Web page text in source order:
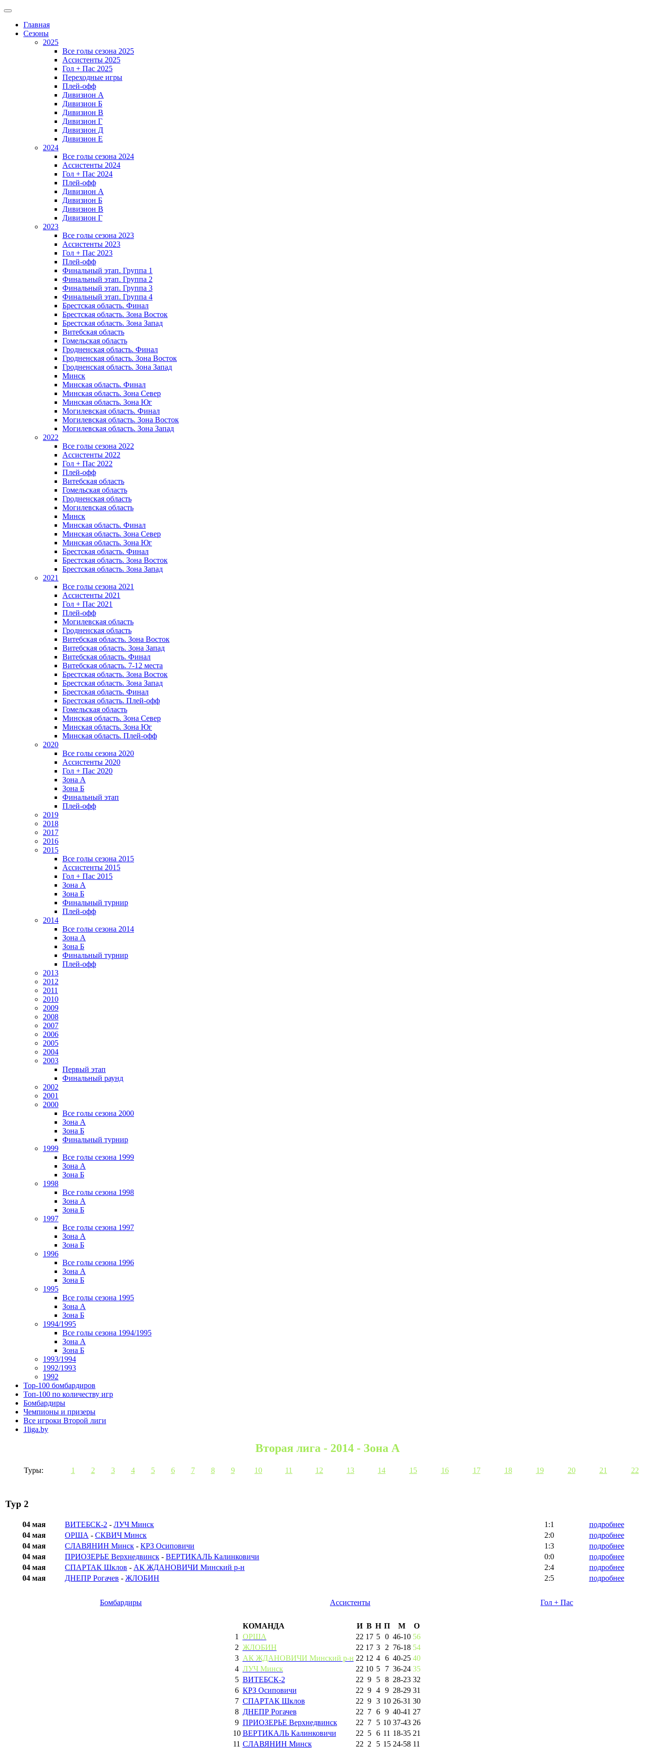
Главная
Сезоны
2025
Все голы сезона 2025
Ассистенты 2025
Гол + Пас 2025
Переходные игры
Плей-офф
Дивизион A
Дивизион Б
Дивизион В
Дивизион Г
Дивизион Д
Дивизион Е
2024
Все голы сезона 2024
Ассистенты 2024
Гол + Пас 2024
Плей-офф
Дивизион A
Дивизион Б
Дивизион В
Дивизион Г
2023
Все голы сезона 2023
Ассистенты 2023
Гол + Пас 2023
Плей-офф
Финальный этап. Группа 1
Финальный этап. Группа 2
Финальный этап. Группа 3
Финальный этап. Группа 4
Брестская область. Финал
Брестская область. Зона Восток
Брестская область. Зона Запад
Витебская область
Гомельская область
Гродненская область. Финал
Гродненская область. Зона Восток
Гродненская область. Зона Запад
Минск
Минская область. Финал
Минская область. Зона Север
Минская область. Зона Юг
Могилевская область. Финал
Могилевская область. Зона Восток
Могилевская область. Зона Запад
2022
Все голы сезона 2022
Ассистенты 2022
Гол + Пас 2022
Плей-офф
Витебская область
Гомельская область
Гродненская область
Могилевская область
Минск
Mинская область. Финал
Минская область. Зона Север
Минская область. Зона Юг
Брестская область. Финал
Брестская область. Зона Восток
Брестская область. Зона Запад
2021
Все голы сезона 2021
Ассистенты 2021
Гол + Пас 2021
Плей-офф
Могилевская область
Гродненская область
Витебская область. Зона Восток
Витебская область. Зона Запад
Витебская область. Финал
Витебская область. 7-12 места
Брестская область. Зона Восток
Брестская область. Зона Запад
Брестская область. Финал
Брестская область. Плей-офф
Гомельская область
Минская область. Зона Север
Минская область. Зона Юг
Минская область. Плей-офф
2020
Все голы сезона 2020
Ассистенты 2020
Гол + Пас 2020
Зона А
Зона Б
Финальный этап
Плей-офф
2019
2018
2017
2016
2015
Все голы сезона 2015
Ассистенты 2015
Гол + Пас 2015
Зона А
Зона Б
Финальный турнир
Плей-офф
2014
Все голы сезона 2014
Зона А
Зона Б
Финальный турнир
Плей-офф
2013
2012
2011
2010
2009
2008
2007
2006
2005
2004
2003
Первый этап
Финальный раунд
2002
2001
2000
Все голы сезона 2000
Зона А
Зона Б
Финальный турнир
1999
Все голы сезона 1999
Зона А
Зона Б
1998
Все голы сезона 1998
Зона А
Зона Б
1997
Все голы сезона 1997
Зона А
Зона Б
1996
Все голы сезона 1996
Зона А
Зона Б
1995
Все голы сезона 1995
Зона А
Зона Б
1994/1995
Все голы сезона 1994/1995
Зона А
Зона Б
1993/1994
1992/1993
1992
Top-100 бомбардиров
Топ-100 по количеству игр
Бомбардиры
Чемпионы и призеры
Все игроки Второй лиги
1liga.by
Вторая лига - 2014 - Зона А
Туры: 1 2 3 4 5 6 7 8 9 10 11 12 13 14 15 16 17 18 19 20 21 22
Тур 2
04 мая ВИТЕБСК-2 - ЛУЧ Минск 1:1
подробнее
04 мая
ОРША - СКВИЧ Минск 2:0
подробнее
04 мая
СЛАВЯНИН Минск - КРЗ Осиповичи 1:3
подробнее
04 мая
ПРИОЗЕРЬЕ Верхнедвинск - ВЕРТИКАЛЬ Калинковичи 0:0
подробнее
04 мая
СПАРТАК Шклов - АК ЖДАНОВИЧИ Минский р-н 2:4
подробнее
04 мая
ДНЕПР Рогачев - ЖЛОБИН 2:5 подробнее
Бомбардиры Ассистенты Гол + Пас
КОМАНДА И В Н П М
О
1
ОРША 22 17 5 0 46-10 56
2 ЖЛОБИН 22 17 3 2 76-18 54
3 АК ЖДАНОВИЧИ Минский р-н 22 12 4 6 40-25 40
4 ЛУЧ Минск 22 10 5 7 36-24 35
5 ВИТЕБСК-2 22 9 5 8 28-23 32
6 КРЗ Осиповичи 22 9 4 9 28-29 31
7 СПАРТАК Шклов 22 9 3 10 26-31 30
8 ДНЕПР Рогачев 22 7 6 9 40-41 27
9 ПРИОЗЕРЬЕ Верхнедвинск 22 7 5 10 37-43 26
10 ВЕРТИКАЛЬ Калинковичи 22 5 6 11 18-35 21
11 СЛАВЯНИН Минск 22 2 5 15 24-58 11